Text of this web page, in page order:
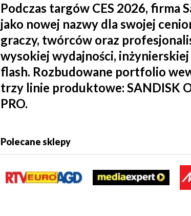
Podczas targów CES 2026, firma
jako nowej nazwy dla swojej
graczy, twórców oraz
wysokiej wydajności,
flash. Rozbudowane portfolio
trzy linie produktowe: SANDISK
PRO.
Polecane sklepy